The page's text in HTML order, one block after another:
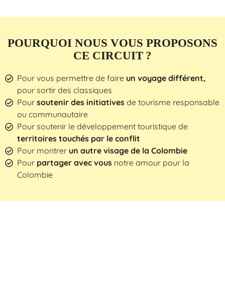
POURQUOI NOUS VOUS PROPOSONS
CE CIRCUIT ?
Pour vous permettre de faire un voyage différent,
pour sortir des classiques
Pour soutenir des initiatives de tourisme responsable
ou communautaire
Pour soutenir le développement touristique de
territoires touchés par le conflit
Pour montrer un autre visage de la Colombie
Pour partager avec vous notre amour pour la
Colombie